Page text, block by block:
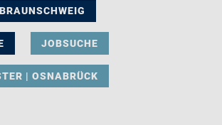
BRAUNSCHWEIG
JOBSUCHE
| OSNABRÜCK